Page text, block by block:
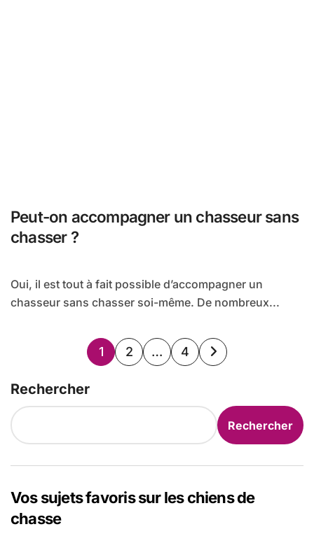
Peut-on accompagner un chasseur sans
chasser ?
Oui, il est tout à fait possible d’accompagner un
chasseur sans chasser soi-même. De nombreux...
Pagination
publications
1 2 … 4
Rechercher
Rechercher
Vos sujets favoris sur les chiens de
chasse